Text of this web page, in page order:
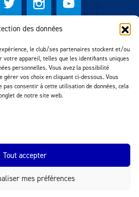
des données
le club/ses partenaires stockent et/ou
votre appareil, telles que les identifiants uniques
personnelles. Vous avez la possibilité
gérer vos choix en cliquant ci-dessous. Vous
pas consentir à cette utilisation de données, cela
de notre site web.
Tout accepter
mes préférences
Sport Football Club 2026
MTM Agency